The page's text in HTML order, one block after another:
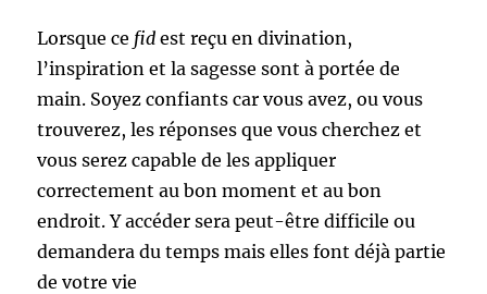
Lorsque ce fid est reçu en divination,
l’inspiration et la sagesse sont à portée de
main. Soyez confiants car vous avez, ou vous
trouverez, les réponses que vous cherchez et
vous serez capable de les appliquer
correctement au bon moment et au bon
endroit. Y accéder sera peut-être difficile ou
demandera du temps mais elles font déjà partie
de votre vie